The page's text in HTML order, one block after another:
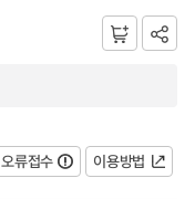
오류접수
이용방법